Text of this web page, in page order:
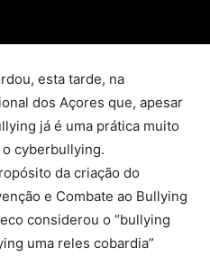
esta tarde, na
dos Açores que, apesar
já é uma prática muito
cyberbullying.
da criação do
e Combate ao Bullying
considerou o “bullying
uma reles cobardia”